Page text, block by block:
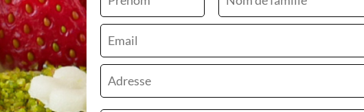
Mes conseils dedégustation
Composition de l'Entremets:
- Génoise Citron
- Crème Diplomate Pistache
- Compotée de Fraise